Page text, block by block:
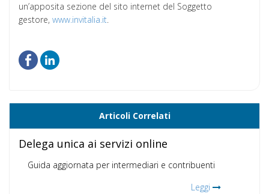
un’apposita sezione del sito internet del Soggetto
gestore, www.invitalia.it.
Articoli Correlati
Delega unica ai servizi online
Guida aggiornata per intermediari e contribuenti
Leggi